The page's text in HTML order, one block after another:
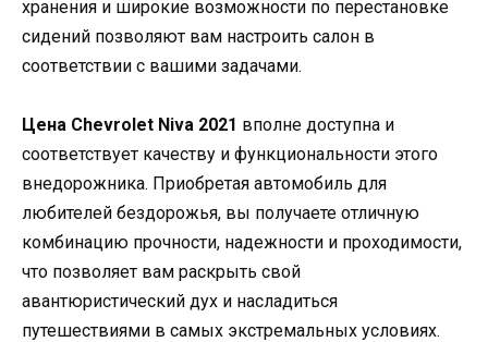
хранения и широкие возможности по перестановке
сидений позволяют вам настроить салон в
соответствии с вашими задачами.
Цена Chevrolet Niva 2021 вполне доступна и
соответствует качеству и функциональности этого
внедорожника. Приобретая автомобиль для
любителей бездорожья, вы получаете отличную
комбинацию прочности, надежности и проходимости,
что позволяет вам раскрыть свой
авантюристический дух и насладиться
путешествиями в самых экстремальных условиях.